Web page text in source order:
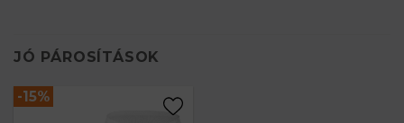
JÓ PÁROSÍTÁSOK
-%
-15%